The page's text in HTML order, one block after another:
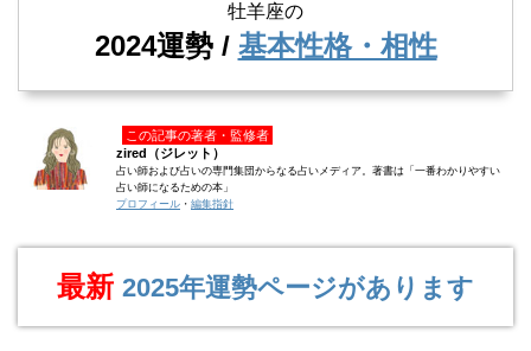
牡羊座の
2024運勢 / 基本性格・相性
この記事の著者・監修者
zired（ジレット）
占い師および占いの専門集団からなる占いメディア。著書は「一番わかりやすい
占い師になるための本」
プロフィール ・ 編集指針
最新 2025年運勢ページがあります